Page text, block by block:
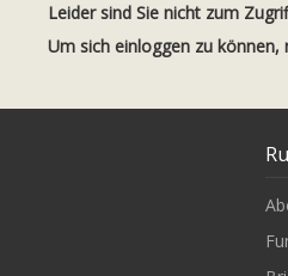
Leider sind Sie nicht zum
Um sich einloggen zu können,